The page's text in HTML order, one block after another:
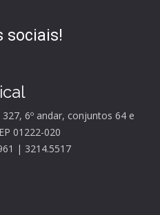
sociais!
6º andar, conjuntos 64 e
01222-020
| 3214.5517